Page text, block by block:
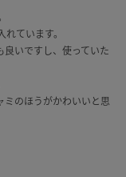
ています。
いですし、使っていた
ミのほうがかわいいと思